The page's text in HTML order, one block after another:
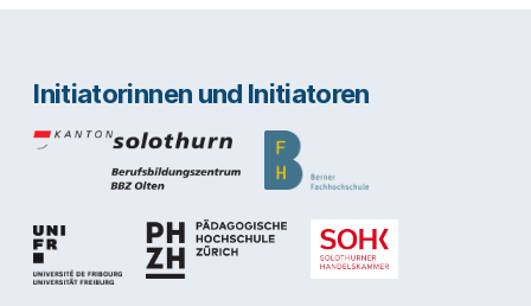
Initiatorinnen und Initiatoren